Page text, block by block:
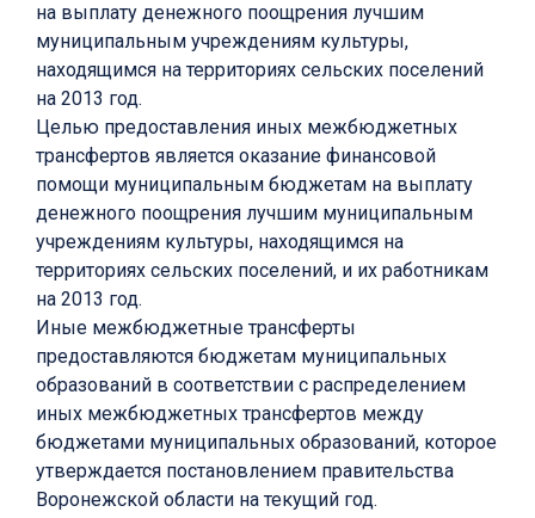
на выплату денежного поощрения лучшим
муниципальным учреждениям культуры,
находящимся на территориях сельских поселений
на 2013 год.
Целью предоставления иных межбюджетных
трансфертов является оказание финансовой
помощи муниципальным бюджетам на выплату
денежного поощрения лучшим муниципальным
учреждениям культуры, находящимся на
территориях сельских поселений, и их работникам
на 2013 год.
Иные межбюджетные трансферты
предоставляются бюджетам муниципальных
образований в соответствии с распределением
иных межбюджетных трансфертов между
бюджетами муниципальных образований, которое
утверждается постановлением правительства
Воронежской области на текущий год.